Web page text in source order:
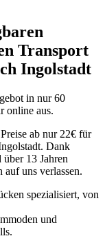
Transport
Ingolstadt
in nur 60
online aus.
ab nur 22€ für
Dank
über 13 Jahren
uns verlassen.
spezialisiert, von
und